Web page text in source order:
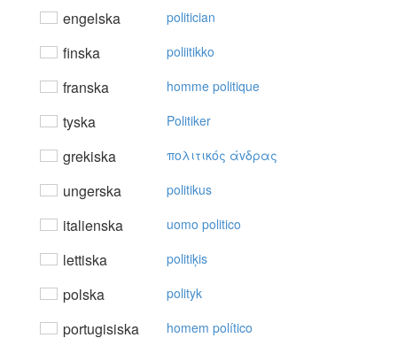
engelska politician
finska poliitikko
franska homme politique
tyska Politiker
grekiska πoλιτικός άvδρας
ungerska politikus
italienska uomo politico
lettiska politiķis
polska polityk
portugisiska homem político